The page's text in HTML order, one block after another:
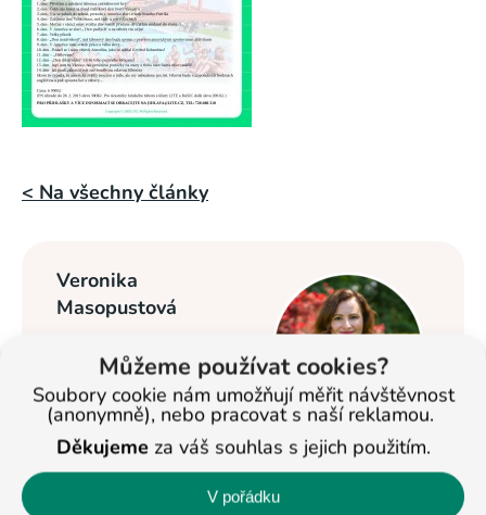
Můžeme používat cookies?
Soubory cookie nám umožňují měřit návštěvnost
(anonymně), nebo pracovat s naší reklamou.
Děkujemeza váš souhlas s jejich použitím.
V pořádku
< Na všechny články
Veronika
Masopustová
věnuje od roku
2013. Nyní je
ředitelkou studijních
center BASIC v Jihlavě a Pelhřimově a
pomáhá ostatním pobočkám. Na